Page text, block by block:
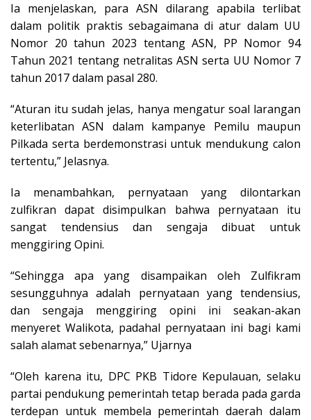
Ia menjelaskan, para ASN dilarang apabila terlibat
dalam politik praktis sebagaimana di atur dalam UU
Nomor 20 tahun 2023 tentang ASN, PP Nomor 94
Tahun 2021 tentang netralitas ASN serta UU Nomor 7
tahun 2017 dalam pasal 280.
“Aturan itu sudah jelas, hanya mengatur soal larangan
keterlibatan ASN dalam kampanye Pemilu maupun
Pilkada serta berdemonstrasi untuk mendukung calon
tertentu,” Jelasnya.
Ia menambahkan, pernyataan yang dilontarkan
zulfikran dapat disimpulkan bahwa pernyataan itu
sangat tendensius dan sengaja dibuat untuk
menggiring Opini.
“Sehingga apa yang disampaikan oleh Zulfikram
sesungguhnya adalah pernyataan yang tendensius,
dan sengaja menggiring opini ini seakan-akan
menyeret Walikota, padahal pernyataan ini bagi kami
salah alamat sebenarnya,” Ujarnya
“Oleh karena itu, DPC PKB Tidore Kepulauan, selaku
partai pendukung pemerintah tetap berada pada garda
terdepan untuk membela pemerintah daerah dalam